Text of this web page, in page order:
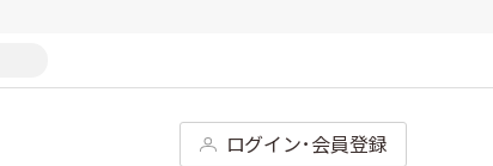
ログイン･会員登録